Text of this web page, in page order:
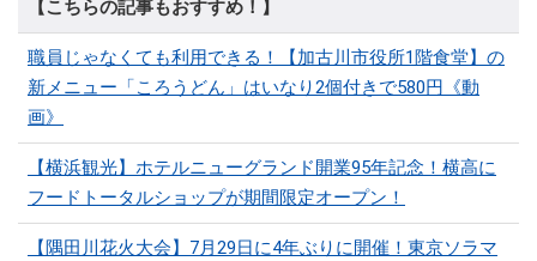
【こちらの記事もおすすめ！】
職員じゃなくても利用できる！【加古川市役所1階食堂】の
新メニュー「ころうどん」はいなり2個付きで580円《動
画》
【横浜観光】ホテルニューグランド開業95年記念！横高に
フードトータルショップが期間限定オープン！
【隅田川花火大会】7月29日に4年ぶりに開催！東京ソラマ